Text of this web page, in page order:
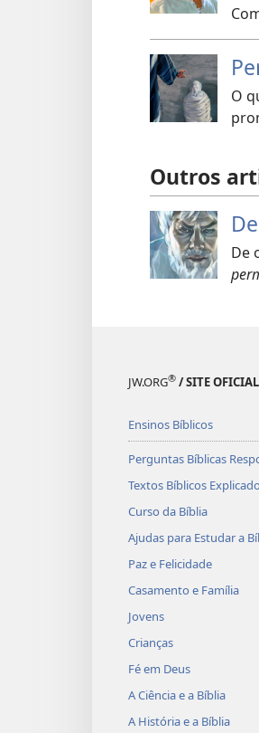
O
Outros
De
JW.ORG® / SITE
Ensinos Bíblicos
Perguntas Bíblicas
Textos Bíblicos
Curso da Bíblia
Ajudas para Estudar a
Paz e Felicidade
Casamento e Família
Jovens
Crianças
Fé em Deus
A Ciência e a Bíblia
A História e a Bíblia